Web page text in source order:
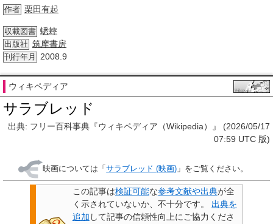
作者 栗田有起
収載図書 蟋蟀
出版社 筑摩書房
刊行年月 2008.9
ウィキペディア
サラブレッド
出典: フリー百科事典『ウィキペディア（Wikipedia）』 (2026/05/17
07:59 UTC 版)
映画については「サラブレッド (映画) 」をご覧ください。
この記事は検証可能な参考文献や出典が全
く示されていないか、不十分です。
出典を
追加 して記事の信頼性向上にご協力くださ